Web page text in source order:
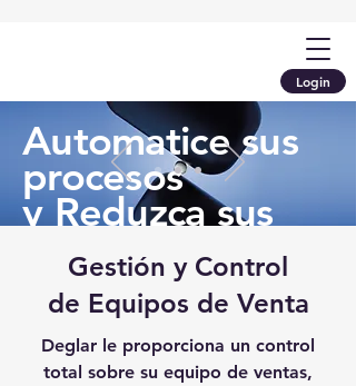
Login
Automatice sus
procesos
y Reduzca sus
costos
Learn More
Gestión y Control
de Equipos de Venta
Deglar le proporciona un control
total sobre su equipo de ventas,